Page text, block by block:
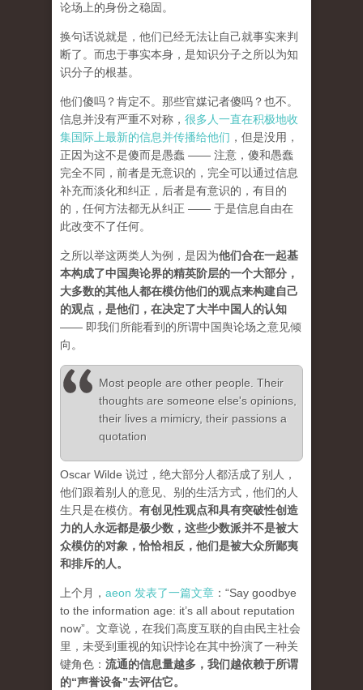
论场上的身份之稳固。
换句话说就是，他们已经无法让自己就事实来判
断了。而忠于事实本身，是知识分子之所以为知
识分子的根基。
他们傻吗？肯定不。那些官媒记者傻吗？也不。
信息并没有严重不对称， 很多人一直在积极地收
集国际上最新的信息并传播给他们 ，但是没用，
正因为这不是傻而是愚蠢 —— 注意，傻和愚蠢
完全不同，前者是无意识的，完全可以通过信息
补充而淡化和纠正，后者是有意识的，有目的
的，任何方法都无从纠正 —— 于是信息自由在
此改变不了任何。
之所以举这两类人为例，是因为他们合在一起基
本构成了中国舆论界的精英阶层的一个大部分，
大多数的其他人都在模仿他们的观点来构建自己
的观点，是他们，在决定了大半中国人的认知
—— 即我们所能看到的所谓中国舆论场之意见倾
向。
Most people are other people. Their
thoughts are someone else's opinions,
their lives a mimicry, their passions a
quotation
Oscar Wilde 说过，绝大部分人都活成了别人，
他们跟着别人的意见、别的生活方式，他们的人
生只是在模仿。 有创见性观点和具有突破性创造
力的人永远都是极少数，这些少数派并不是被大
众模仿的对象，恰恰相反，他们是被大众所鄙夷
和排斥的人。
上个月， aeon 发表了一篇文章 ：“Say goodbye
to the information age: it’s all about reputation
now”。文章说，在我们高度互联的自由民主社会
里，未受到重视的知识悖论在其中扮演了一种关
键角色： 流通的信息量越多，我们越依赖于所谓
的“声誉设备”去评估它。